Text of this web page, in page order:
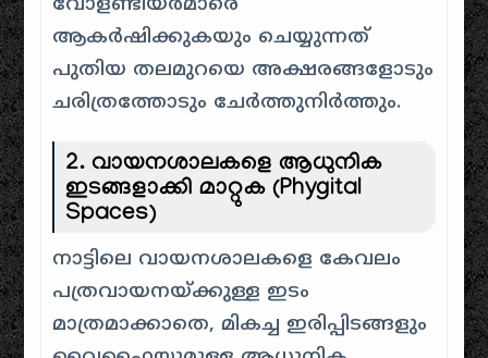
ആകർഷിക്കുകയും ചെയ്യുന്നത്
പുതിയ തലമുറയെ അക്ഷരങ്ങളോടും
ചരിത്രത്തോടും ചേർത്തുനിർത്തും.
2. വായനശാലകളെ ആധുനിക
ഇടങ്ങളാക്കി മാറ്റുക (Phygital
Spaces)
നാട്ടിലെ വായനശാലകളെ കേവലം
പത്രവായനയ്ക്കുള്ള ഇടം
മാത്രമാക്കാതെ, മികച്ച ഇരിപ്പിടങ്ങളും